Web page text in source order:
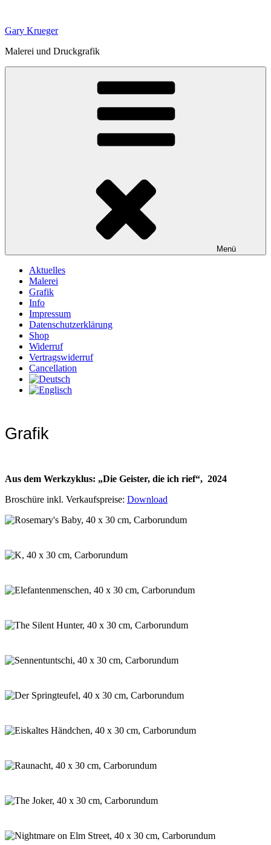
springen
Gary Krueger
Malerei und Druckgrafik
Menü
Aktuelles
Malerei
Grafik
Info
Impressum
Datenschutzerklärung
Shop
Widerruf
Vertragswiderruf
Cancellation
Grafik
Aus dem Werkzyklus: „Die Geister, die ich rief“, 2024
Broschüre inkl. Verkaufspreise: Download